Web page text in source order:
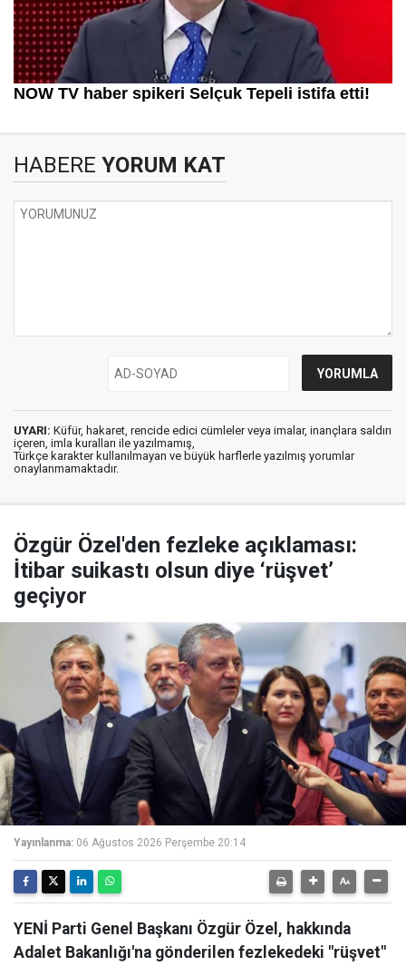
HABERE YORUM KAT
UYARI: Küfür, hakaret, rencide edici cümleler veya imalar, inançlara saldırı
içeren, imla kuralları ile yazılmamış,
Türkçe karakter kullanılmayan ve büyük harflerle yazılmış yorumlar
onaylanmamaktadır.
Özgür Özel'den fezleke açıklaması:
İtibar suikastı olsun diye ‘rüşvet’
geçiyor
Yayınlanma: 06 Ağustos 2026 Perşembe 20:14
YENİ Parti Genel Başkanı Özgür Özel, hakkında
Adalet Bakanlığı'na gönderilen fezlekedeki "rüşvet"